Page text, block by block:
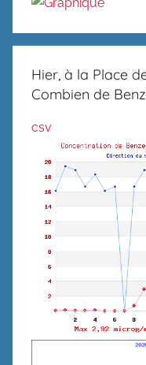
Hier, à la Place
Combien de
csv